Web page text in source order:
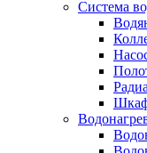
Система